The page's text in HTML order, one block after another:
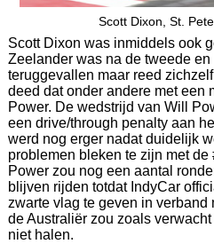
Scott Dixon, St.
Scott Dixon was inmiddels ook
Zeelander was na de tweede
teruggevallen maar reed
deed dat onder andere met een
Power. De wedstrijd van Will
een drive/through penalty aan
werd nog erger nadat duidelijk
problemen bleken te zijn met
Power zou nog een aantal
blijven rijden totdat IndyCar
zwarte vlag te geven in verband
de Australiër zou zoals
niet halen.